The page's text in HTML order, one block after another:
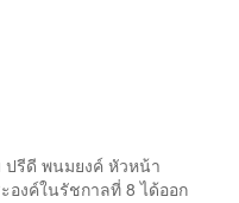
ปรีดี พนมยงค์ หัวหน้า
องค์ในรัชกาลที่ 8 ได้ออก